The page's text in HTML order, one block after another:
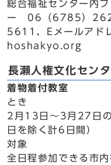
総合福祉センター内
ー 06（6785）
5611、Eメールア
hoshakyo.org
長瀬人権文化セン
着物着付教室
とき
2月13日～3月27日
日を除く計6日間）
対象
全日程参加できる市